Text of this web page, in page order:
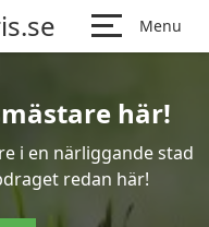
Menu
här!
i en närliggande stad
redan här!